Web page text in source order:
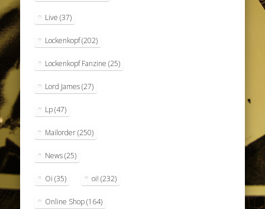
Live (37)
Lockenkopf(202)
Lockenkopf Fanzine (25)
Lord James(27)
Lp(47)
Mailorder(250)
News(25)
Oi (35) oi! (232)
Online Shop(164)